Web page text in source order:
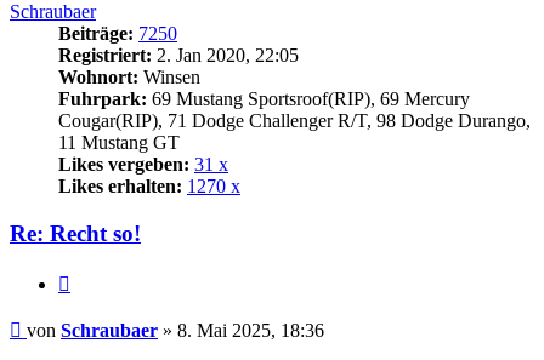
Schraubaer
Beiträge: 7250
Registriert: 2. Jan 2020, 22:05
Wohnort: Winsen
Fuhrpark: 69 Mustang Sportsroof(RIP), 69 Mercury
Cougar(RIP), 71 Dodge Challenger R/T, 98 Dodge Durango,
11 Mustang GT
Likes vergeben: 31 x
Likes erhalten: 1270 x
Re: Recht so!
Beitrag
von Schraubaer » 8. Mai 2025, 18:36